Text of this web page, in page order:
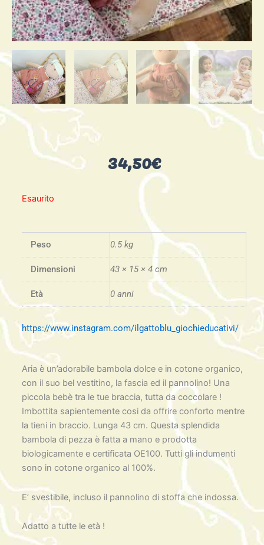
34,50€
Esaurito
Peso 0.5 kg
Dimensioni 43 × 15 × 4 cm
Età 0 anni
https://www.instagram.com/ilgattoblu_giochieducativi/
Aria è un’adorabile bambola dolce e in cotone organico,
con il suo bel vestitino, la fascia ed il pannolino! Una
piccola bebè tra le tue braccia, tutta da coccolare !
Imbottita sapientemente cosi da offrire conforto mentre
la tieni in braccio. Lunga 43 cm. Questa splendida
bambola di pezza è fatta a mano e prodotta
biologicamente e certificata OE100. Tutti gli indumenti
sono in cotone organico al 100%.
E’ svestibile, incluso il pannolino di stoffa che indossa.
Adatto a tutte le età !